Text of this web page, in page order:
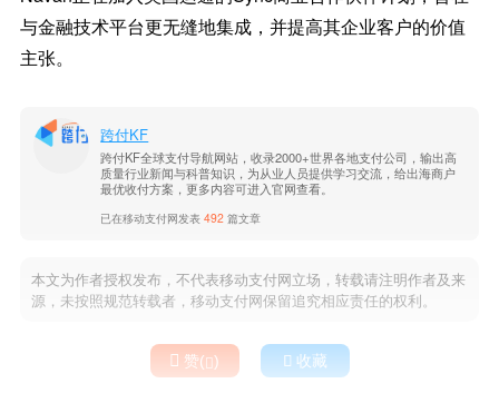
与金融技术平台更无缝地集成，并提高其企业客户的价值
主张。
跨付KF
跨付KF全球支付导航网站，收录2000+世界各地支付公司，输出高
质量行业新闻与科普知识，为从业人员提供学习交流，给出海商户
最优收付方案，更多内容可进入官网查看。
已在移动支付网发表492 篇文章
本文为作者授权发布，不代表移动支付网立场，转载请注明作者及来
源，未按照规范转载者，移动支付网保留追究相应责任的权利。
 赞()  收藏